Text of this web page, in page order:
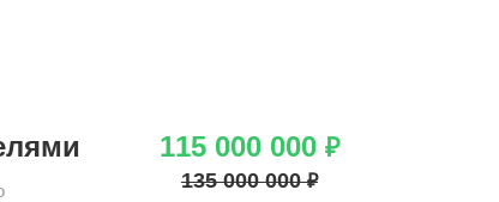
115 000 000 ₽
135 000 000 ₽